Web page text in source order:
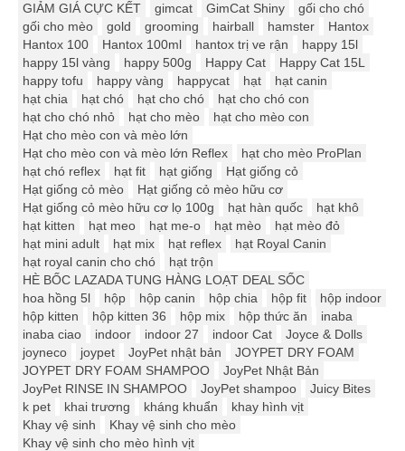
GIẢM GIÁ CỰC KẾT
gimcat GimCat Shiny
gối cho chó
gối cho mèo
gold grooming hairball hamster
Hantox
Hantox 100
Hantox 100ml hantox trị ve rận
happy 15l
happy 15l vàng
happy 500g Happy Cat
Happy Cat 15L
happy tofu
happy vàng happycat hạt
hạt canin
hạt chia
hạt chó hạt cho chó
hạt cho chó con
hạt cho chó nhỏ
hạt cho mèo
hạt cho mèo con
Hạt cho mèo con và mèo lớn
Hạt cho mèo con và mèo lớn Reflex
hạt cho mèo ProPlan
hạt chó reflex
hạt fit hạt giống
Hạt giống cỏ
Hạt giống cỏ mèo
Hạt giống cỏ mèo hữu cơ
Hạt giống cỏ mèo hữu cơ lọ 100g
hạt hàn quốc
hạt khô
hạt kitten
hạt meo hạt me-o hạt mèo
hạt mèo đỏ
hạt mini adult
hạt mix hạt reflex
hạt Royal Canin
hạt royal canin cho chó
hạt trộn
HÈ BỐC LAZADA TUNG HÀNG LOẠT DEAL SỐC
hoa hồng 5l
hộp hộp canin hộp chia hộp fit
hộp indoor
hộp kitten
hộp kitten 36 hộp mix hộp thức ăn
inaba
inaba ciao
indoor indoor 27 indoor Cat
Joyce & Dolls
joyneco
joypet JoyPet nhật bản
JOYPET DRY FOAM
JOYPET DRY FOAM SHAMPOO
JoyPet Nhật Bản
JoyPet RINSE IN SHAMPOO
JoyPet shampoo
Juicy Bites
k pet
khai trương kháng khuẩn
khay hình vịt
Khay vệ sinh
Khay vệ sinh cho mèo
Khay vệ sinh cho mèo hình vịt